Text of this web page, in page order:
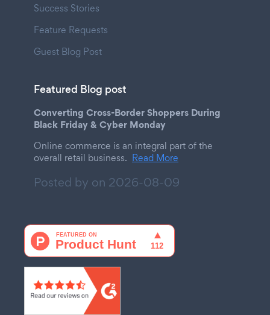
Success Stories
Feature Requests
Guest Blog Post
Featured Blog post
Converting Cross-Border Shoppers During
Black Friday & Cyber Monday
Online commerce is an integral part of the
overall retail business. Read More
Posted by on 2026-08-09